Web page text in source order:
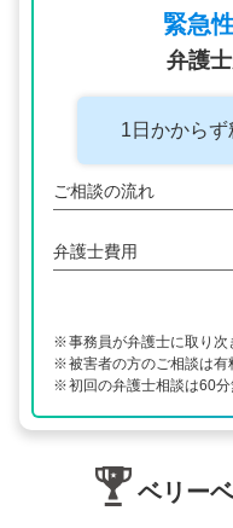
緊急
弁護
1日かからず
ご相談の流れ
弁護士費用
事務員が弁護士に取り次
被害者の方のご相談は
初回の弁護士相談は60
ベリー